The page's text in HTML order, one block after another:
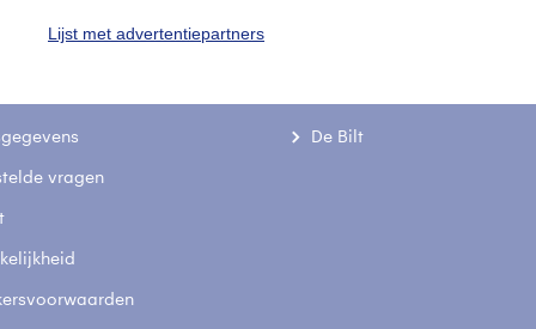
Lijst met advertentiepartners
vragen
De Bilt